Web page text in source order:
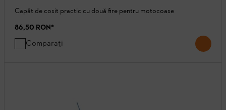
Capăt de cosit practic cu două fire pentru motocoase
86,50 RON*
Comparați